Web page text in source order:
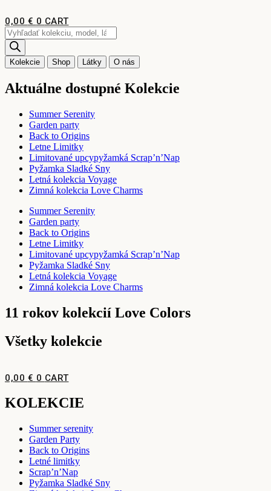
na
obsah
0,00 € 0 CART
Products
search
Kolekcie Shop Látky O nás
Aktuálne dostupné Kolekcie
Summer Serenity
Garden party
Back to Origins
Letne Limitky
Limitované upcypyžamká Scrap’n’Nap
Pyžamka Sladké Sny
Letná kolekcia Voyage
Zimná kolekcia Love Charms
Summer Serenity
Garden party
Back to Origins
Letne Limitky
Limitované upcypyžamká Scrap’n’Nap
Pyžamka Sladké Sny
Letná kolekcia Voyage
Zimná kolekcia Love Charms
11 rokov kolekcií Love Colors
Všetky kolekcie
0,00 € 0 CART
KOLEKCIE
Summer serenity
Garden Party
Back to Origins
Letné limitky
Scrap’n’Nap
Pyžamka Sladké Sny